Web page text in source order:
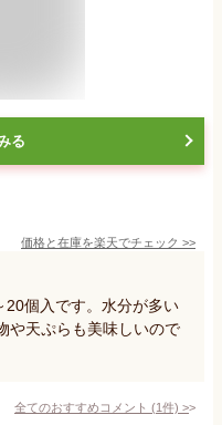
る
価格と在庫を楽天でチェック >>
20個入です。水分が多い
や天ぷらも美味しいので
全てのおすすめコメント (1件) >